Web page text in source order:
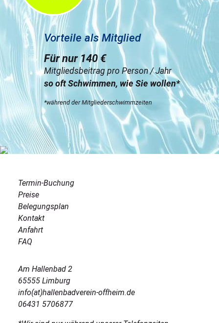
Vorteile als Mitglied
Für nur 140 €
Mitgliedsbeitrag pro Person / Jahr
so oft Schwimmen, wie Sie wollen*
*während der Mitgliederschwimmzeiten
Termin-Buchung
Preise
Belegungsplan
Kontakt
Anfahrt
FAQ
Am Hallenbad 2
65555 Limburg
info(at)hallenbadverein-offheim.de
06431 5706877